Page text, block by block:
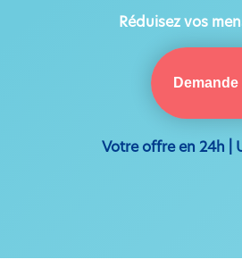
Réduisez vos
Votre offre en 24h |